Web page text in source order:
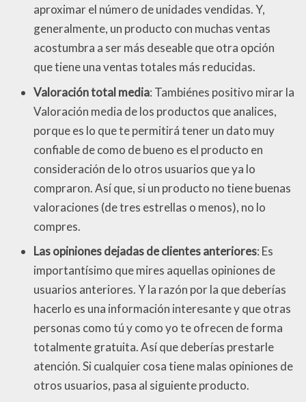
aproximar el número de unidades vendidas. Y,
generalmente, un producto con muchas ventas
acostumbra a ser más deseable que otra opción
que tiene una ventas totales más reducidas.
Valoración total media: Tambiénes positivo mirar la
Valoración media de los productos que analices,
porque es lo que te permitirá tener un dato muy
confiable de como de bueno es el producto en
consideración de lo otros usuarios que ya lo
compraron. Así que, si un producto no tiene buenas
valoraciones (de tres estrellas o menos), no lo
compres.
Las opiniones dejadas de clientes anteriores: Es
importantísimo que mires aquellas opiniones de
usuarios anteriores. Y la razón por la que deberías
hacerlo es una información interesante y que otras
personas como tú y como yo te ofrecen de forma
totalmente gratuita. Así que deberías prestarle
atención. Si cualquier cosa tiene malas opiniones de
otros usuarios, pasa al siguiente producto.